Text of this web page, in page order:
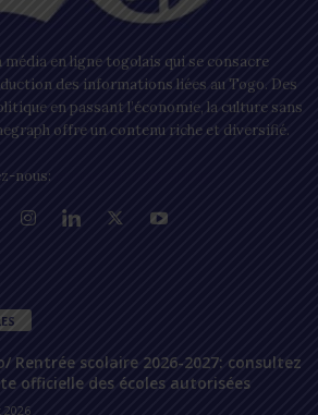
en ligne togolais qui se consacre
des informations liées au Togo. Des
en passant l’économie, la culture sans
offre un contenu riche et diversifié.
nous:
Rentrée scolaire 2026-2027: consultez
officielle des écoles autorisées
2026